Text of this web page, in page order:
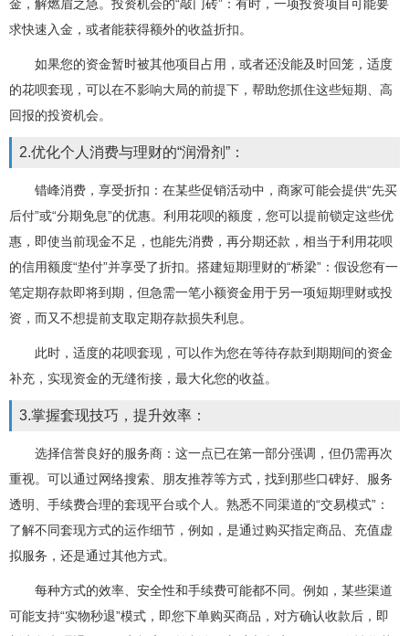
金，解燃眉之急。投资机会的“敲门砖”：有时，一项投资项目可能要
求快速入金，或者能获得额外的收益折扣。
如果您的资金暂时被其他项目占用，或者还没能及时回笼，适度
的花呗套现，可以在不影响大局的前提下，帮助您抓住这些短期、高
回报的投资机会。
2.优化个人消费与理财的“润滑剂”：
错峰消费，享受折扣：在某些促销活动中，商家可能会提供“先买
后付”或“分期免息”的优惠。利用花呗的额度，您可以提前锁定这些优
惠，即使当前现金不足，也能先消费，再分期还款，相当于利用花呗
的信用额度“垫付”并享受了折扣。搭建短期理财的“桥梁”：假设您有一
笔定期存款即将到期，但急需一笔小额资金用于另一项短期理财或投
资，而又不想提前支取定期存款损失利息。
此时，适度的花呗套现，可以作为您在等待存款到期期间的资金
补充，实现资金的无缝衔接，最大化您的收益。
3.掌握套现技巧，提升效率：
选择信誉良好的服务商：这一点已在第一部分强调，但仍需再次
重视。可以通过网络搜索、朋友推荐等方式，找到那些口碑好、服务
透明、手续费合理的套现平台或个人。熟悉不同渠道的“交易模式”：
了解不同套现方式的运作细节，例如，是通过购买指定商品、充值虚
拟服务，还是通过其他方式。
每种方式的效率、安全性和手续费可能都不同。例如，某些渠道
可能支持“实物秒退”模式，即您下单购买商品，对方确认收款后，即